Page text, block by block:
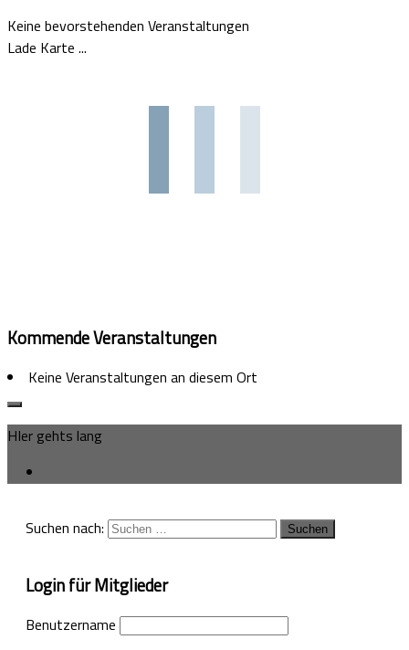
Keine bevorstehenden Veranstaltungen
Lade Karte ...
Kommende Veranstaltungen
Keine Veranstaltungen an diesem Ort
HIer gehts lang
Suchen nach:
Login für Mitglieder
Benutzername